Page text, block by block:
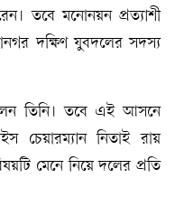
তবে মনোনয়ন প্রত্যাশী
দক্ষিণ যুবদলের সদস্য
তিনি। তবে এই আসনে
চেয়ারম্যান নিতাই রায়
মেনে নিয়ে দলের প্রতি